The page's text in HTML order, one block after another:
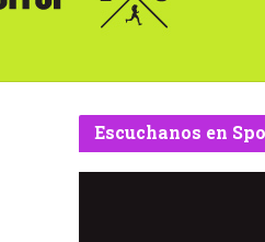
Escuchanos en